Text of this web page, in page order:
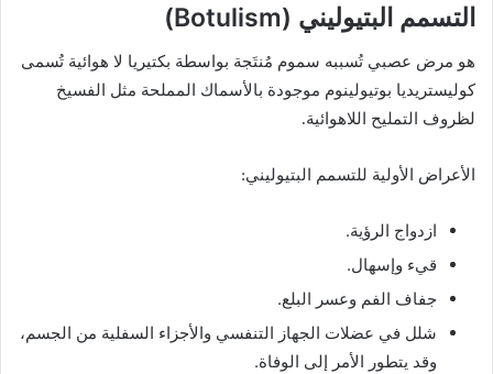
التسمم البتيوليني (Botulism)
هو مرض عصبي تُسببه سموم مُنتَجة بواسطة بكتيريا لا هوائية تُسمى
كوليستريديا بوتيولينوم موجودة بالأسماك المملحة مثل الفسيخ
لظروف التمليح اللاهوائية.
الأعراض الأولية للتسمم البتيوليني:
ازدواج الرؤية.
قيء وإسهال.
جفاف الفم وعسر البلع.
شلل في عضلات الجهاز التنفسي والأجزاء السفلية من الجسم،
وقد يتطور الأمر إلى الوفاة.